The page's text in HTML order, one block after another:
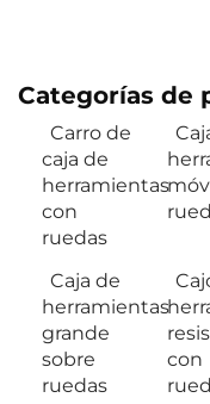
Categorías de
Carro de
caja de
herramientas
con
ruedas
Caja de
herramientas
grande
sobre
ruedas
con